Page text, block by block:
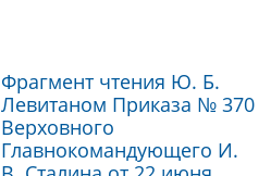
Фрагмент чтения Ю. Б.
Левитаном Приказа № 370
Верховного
Главнокомандующего И.